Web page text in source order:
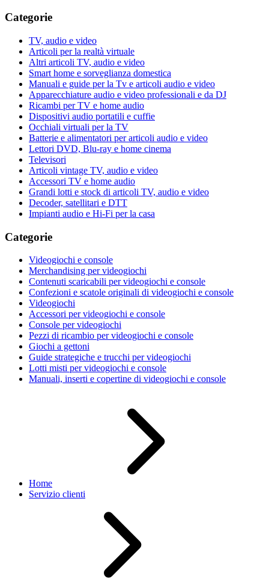
Categorie
TV, audio e video
Articoli per la realtà virtuale
Altri articoli TV, audio e video
Smart home e sorveglianza domestica
Manuali e guide per la Tv e articoli audio e video
Apparecchiature audio e video professionali e da DJ
Ricambi per TV e home audio
Dispositivi audio portatili e cuffie
Occhiali virtuali per la TV
Batterie e alimentatori per articoli audio e video
Lettori DVD, Blu-ray e home cinema
Televisori
Articoli vintage TV, audio e video
Accessori TV e home audio
Grandi lotti e stock di articoli TV, audio e video
Decoder, satellitari e DTT
Impianti audio e Hi-Fi per la casa
Categorie
Videogiochi e console
Merchandising per videogiochi
Contenuti scaricabili per videogiochi e console
Confezioni e scatole originali di videogiochi e console
Videogiochi
Accessori per videogiochi e console
Console per videogiochi
Pezzi di ricambio per videogiochi e console
Giochi a gettoni
Guide strategiche e trucchi per videogiochi
Lotti misti per videogiochi e console
Manuali, inserti e copertine di videogiochi e console
Home
Servizio clienti